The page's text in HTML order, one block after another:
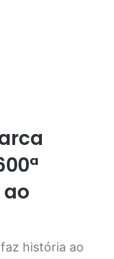
história ao